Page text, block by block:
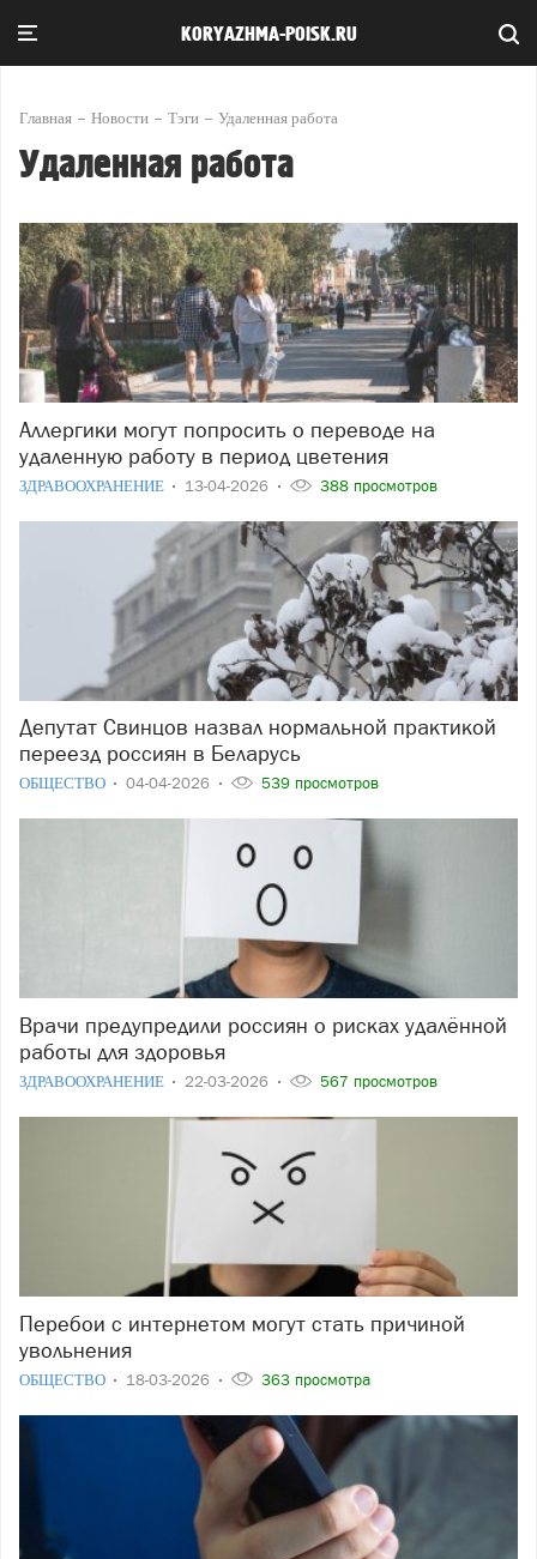
KORYAZHMA-POISK.RU
Главная Новости Тэги Удаленная работа
Удаленная работа
Аллергики могут попросить о переводе на
удаленную работу в период цветения
ЗДРАВООХРАНЕНИЕ 13-04-2026 388 просмотров
Депутат Свинцов назвал нормальной практикой
переезд россиян в Беларусь
ОБЩЕСТВО 04-04-2026 539 просмотров
Врачи предупредили россиян о рисках удалённой
работы для здоровья
ЗДРАВООХРАНЕНИЕ 22-03-2026 567 просмотров
Перебои с интернетом могут стать причиной
увольнения
ОБЩЕСТВО 18-03-2026 363 просмотра